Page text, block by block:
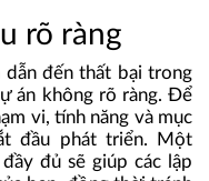
rõ ràng
đến thất bại trong
án không rõ ràng. Để
vi, tính năng và mục
đầu phát triển. Một
đủ sẽ giúp các lập